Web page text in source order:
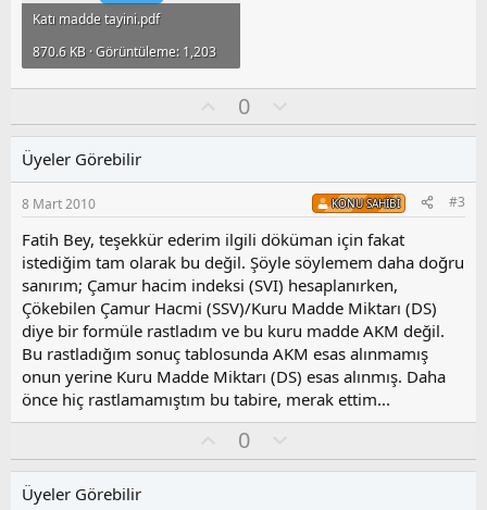
Katı madde tayini.pdf
870.6 KB · Görüntüleme: 1,203
y
0
l
s
u
z
o
y
l
a
Üyeler Görebilir
8 Mart 2010 KONU SAHIBI #3
Fatih Bey, teşekkür ederim ilgili döküman için fakat
istediğim tam olarak bu değil. Şöyle söylemem daha doğru
sanırım; Çamur hacim indeksi (SVI) hesaplanırken,
Çökebilen Çamur Hacmi (SSV)/Kuru Madde Miktarı (DS)
diye bir formüle rastladım ve bu kuru madde AKM değil.
Bu rastladığım sonuç tablosunda AKM esas alınmamış
onun yerine Kuru Madde Miktarı (DS) esas alınmış. Daha
önce hiç rastlamamıştım bu tabire, merak ettim...
y
0
l
Üyeler Görebilir